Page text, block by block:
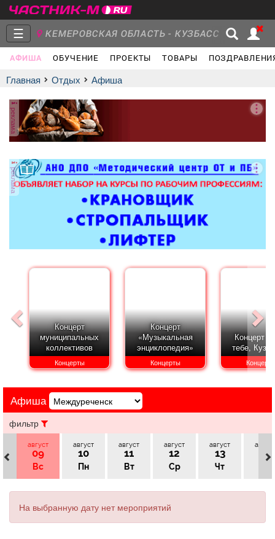
☰ КЕМЕРОВСКАЯ ОБЛАСТЬ - КУЗБАСС
АФИША ОБУЧЕНИЕ ПРОЕКТЫ ТОВАРЫ
Главная
Группы
Объявления Недвижимость Услуги
Транспорт Компании
Поздравления Погода
ТВ программа
Главная Отдых афиша
реклама
реклама
Концерт
муниципальных
коллективов
Концерты
Концерт
«Музыкальная
энциклопедия»
Концерты
Концерт
тебе,
Афиша
фильтр
август
09
Вс
август
10
Пн
август
11
Вт
август
12
Ср
август
13
Чт
август
14
На выбранную дату нет мероприятий